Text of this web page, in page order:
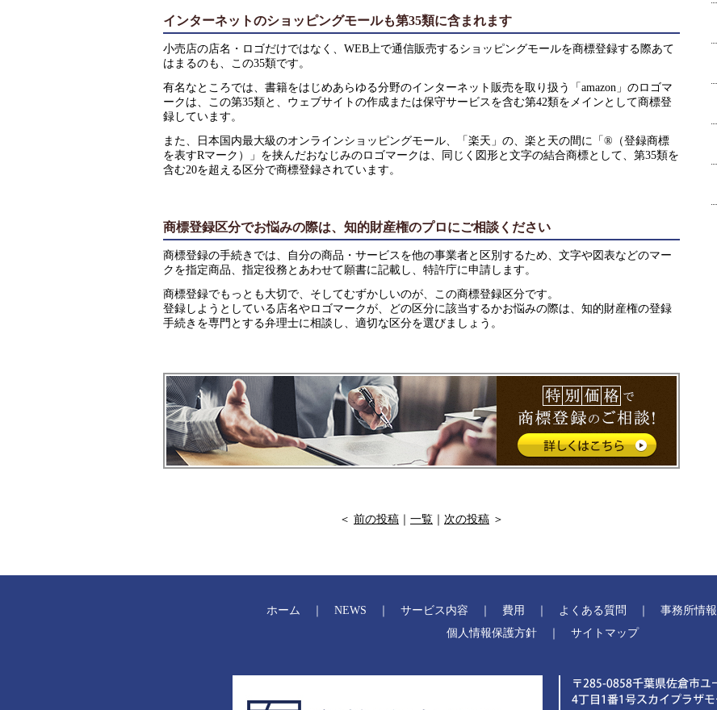
インターネットのショッピングモールも第35類に含まれます
小売店の店名・ロゴだけではなく、WEB上で通信販売するショッピングモールを商標登録する際あて
はまるのも、この35類です。
有名なところでは、書籍をはじめあらゆる分野のインターネット販売を取り扱う「amazon」のロゴマ
ークは、この第35類と、ウェブサイトの作成または保守サービスを含む第42類をメインとして商標登
録しています。
また、日本国内最大級のオンラインショッピングモール、「楽天」の、楽と天の間に「®（登録商標
を表すRマーク）」を挟んだおなじみのロゴマークは、同じく図形と文字の結合商標として、第35類を
含む20を超える区分で商標登録されています。
商標登録区分でお悩みの際は、知的財産権のプロにご相談ください
商標登録の手続きでは、自分の商品・サービスを他の事業者と区別するため、文字や図表などのマー
クを指定商品、指定役務とあわせて願書に記載し、特許庁に申請します。
商標登録でもっとも大切で、そしてむずかしいのが、この商標登録区分です。
登録しようとしている店名やロゴマークが、どの区分に該当するかお悩みの際は、知的財産権の登録
手続きを専門とする弁理士に相談し、適切な区分を選びましょう。
＜ 前の投稿 一覧 次の投稿 ＞
ホーム NEWS サービス内容 費用 よくある質問 事務所情報
個人情報保護方針
サイトマップ